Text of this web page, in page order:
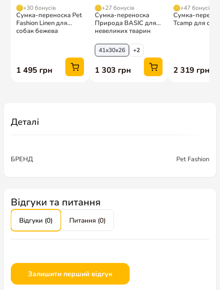
Деталі
БРЕНД Pet Fashion
Відгуки та питання
Відгуки (0) Питання (0)
Залишити перший відгук